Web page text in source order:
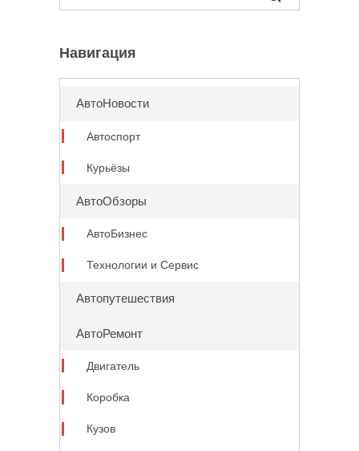
for:
Навигация
АвтоНовости
Автоспорт
Курьёзы
АвтоОбзоры
АвтоБизнес
Технологии и Сервис
Автопутешествия
АвтоРемонт
Двигатель
Коробка
Кузов